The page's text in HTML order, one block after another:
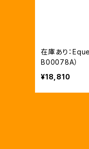
在庫あり：
B00078A）
¥18,810